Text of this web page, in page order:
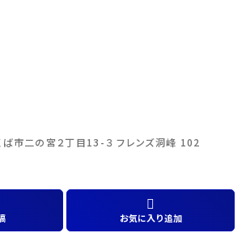
ば市二の宮２丁目13-３ フレンズ洞峰 102
お気に入り追加